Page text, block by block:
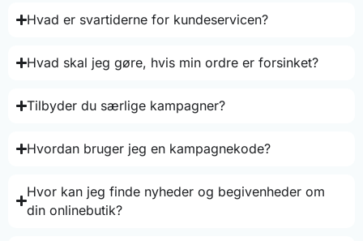
Hvad er svartiderne for kundeservicen?
Hvad skal jeg gøre, hvis min ordre er forsinket?
Tilbyder du særlige kampagner?
Hvordan bruger jeg en kampagnekode?
Hvor kan jeg finde nyheder og begivenheder om
din onlinebutik?